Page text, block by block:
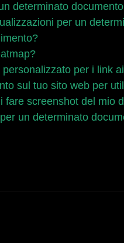
determinato
per un
per i link
sul tuo sito web per
fare screenshot del mio
un determinato